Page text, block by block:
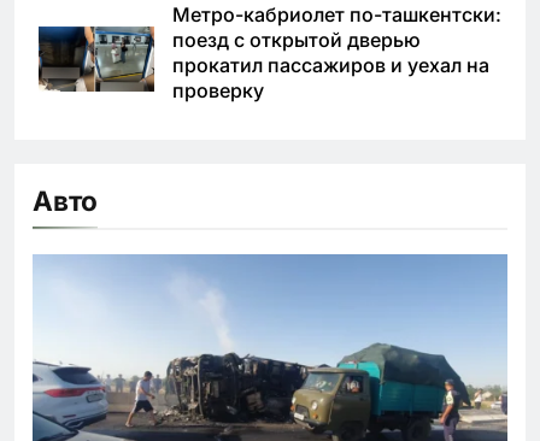
Метро-кабриолет по-ташкентски:
поезд с открытой дверью
прокатил пассажиров и уехал на
проверку
Авто